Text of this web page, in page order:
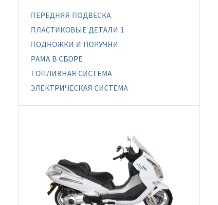
ПЕРЕДНЯЯ ПОДВЕСКА
ПЛАСТИКОВЫЕ ДЕТАЛИ 1
ПОДНОЖКИ И ПОРУЧНИ
РАМА В СБОРЕ
ТОПЛИВНАЯ СИСТЕМА
ЭЛЕКТРИЧЕСКАЯ СИСТЕМА